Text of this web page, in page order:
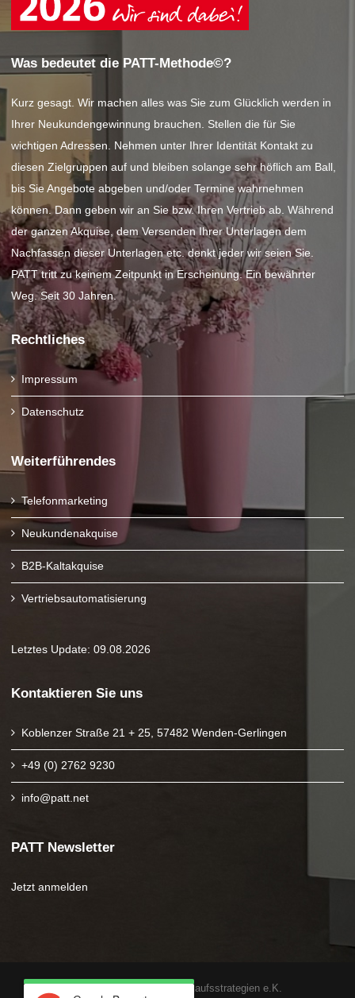
Was bedeutet die PATT-Methode©?
Kurz gesagt. Wir machen alles was Sie zum Glücklich werden in
Ihrer Neukundengewinnung brauchen. Stellen die für Sie
wichtigen Adressen. Nehmen unter Ihrer Identität Kontakt zu
diesen Zielgruppen auf und bleiben solange sehr höflich am Ball,
bis Sie Angebote abgeben und/oder Termine wahrnehmen
können. Dann geben wir an Sie bzw. Ihren Vertrieb ab. Während
der ganzen Akquise, dem Versenden Ihrer Unterlagen dem
Nachfassen dieser Unterlagen etc. denkt jeder wir seien Sie.
PATT tritt zu keinem Zeitpunkt in Erscheinung. Ein bewährter
Weg. Seit 30 Jahren.
Rechtliches
Impressum
Datenschutz
Weiterführendes
Telefonmarketing
Neukundenakquise
B2B-Kaltakquise
Vertriebsautomatisierung
Letztes Update: 09.08.2026
Kontaktieren Sie uns
Koblenzer Straße 21 + 25, 57482 Wenden-Gerlingen
+49 (0) 2762 9230
info@patt.net
PATT Newsletter
Jetzt anmelden
Copyright 2025 PATT Verkaufsstrategien e.K.